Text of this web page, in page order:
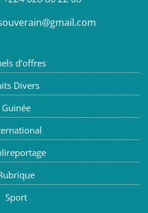
d’offres
Divers
Guinée
Sport